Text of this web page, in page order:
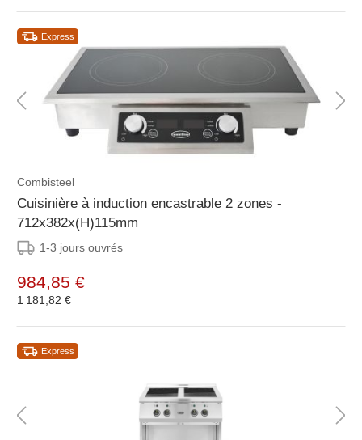
Express
Combisteel
Cuisinière à induction encastrable 2 zones -
712x382x(H)115mm
1-3 jours ouvrés
984,85 €
1 181,82 €
Express